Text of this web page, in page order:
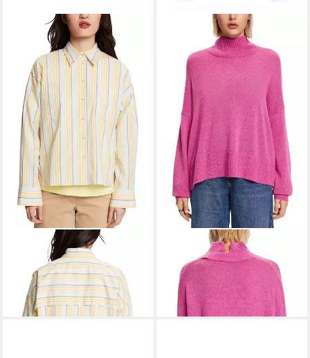
Langarmbluse
49,99 € UVP79,99 €
-38%
ESPRIT COLLECTION
Longpullover
54,99 €
-39%